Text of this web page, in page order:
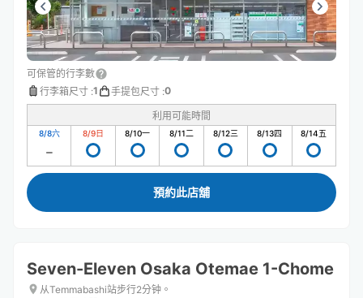
可保管的行李數
行李箱尺寸 :1 手提包尺寸 :0
利用可能時間
8/8六 8/9日 8/10一 8/11二 8/12三 8/13四 8/14五
預約此店舖
Seven-Eleven Osaka Otemae 1-Chome
从Temmabashi站步行2分钟。